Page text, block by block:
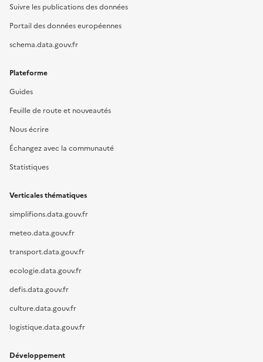
Suivre les publications des données
Portail des données européennes
schema.data.gouv.fr
Plateforme
Guides
Feuille de route et nouveautés
Nous écrire
Échangez avec la communauté
Statistiques
Verticales thématiques
simplifions.data.gouv.fr
meteo.data.gouv.fr
transport.data.gouv.fr
ecologie.data.gouv.fr
defis.data.gouv.fr
culture.data.gouv.fr
logistique.data.gouv.fr
Développement